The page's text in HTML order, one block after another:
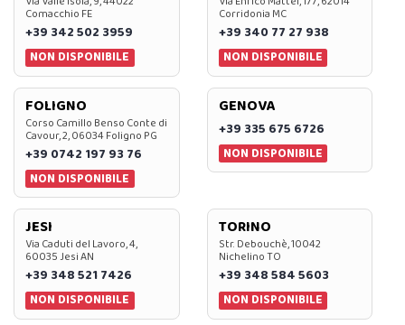
Comacchio FE
+39 342 502 3959
NON DISPONIBILE
Corridonia MC
+39 340 77 27 938
NON DISPONIBILE
FOLIGNO
Corso Camillo Benso Conte di
Cavour, 2, 06034 Foligno PG
+39 0742 197 93 76
NON DISPONIBILE
GENOVA
+39 335 675 6726
NON DISPONIBILE
JESI
Via Caduti del Lavoro, 4,
60035 Jesi AN
+39 348 521 7426
NON DISPONIBILE
TORINO
Str. Debouchè, 10042
Nichelino TO
+39 348 584 5603
NON DISPONIBILE